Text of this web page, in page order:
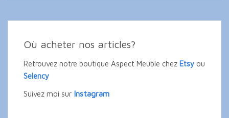
Où acheter nos articles?
Retrouvez notre boutique Aspect Meuble chez Etsy ou
Selency
Suivez moi sur Instagram